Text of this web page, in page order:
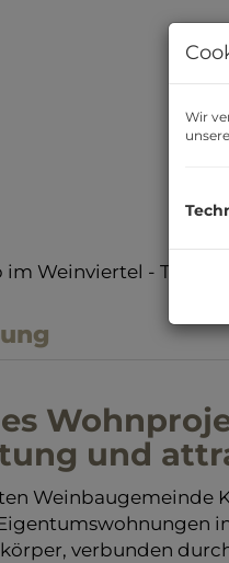
und
Weinbaugemeinde
verbunden
Wir